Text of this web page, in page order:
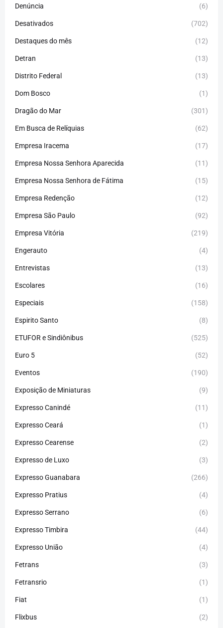
Denúncia (6)
Desativados (702)
Destaques do mês (12)
Detran (13)
Distrito Federal (13)
Dom Bosco (1)
Dragão do Mar (301)
Em Busca de Relíquias (62)
Empresa Iracema (17)
Empresa Nossa Senhora Aparecida (11)
Empresa Nossa Senhora de Fátima (15)
Empresa Redenção (12)
Empresa São Paulo (92)
Empresa Vitória (219)
Engerauto (4)
Entrevistas (13)
Escolares (16)
Especiais (158)
Espirito Santo (8)
ETUFOR e Sindiônibus (525)
Euro 5 (52)
Eventos (190)
Exposição de Miniaturas (9)
Expresso Canindé (11)
Expresso Ceará (1)
Expresso Cearense (2)
Expresso de Luxo (3)
Expresso Guanabara (266)
Expresso Pratius (4)
Expresso Serrano (6)
Expresso Timbira (44)
Expresso União (4)
Fetrans (3)
Fetransrio (1)
Fiat (1)
Flixbus (2)